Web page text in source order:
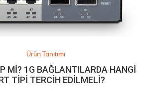
Ürün Tanıtımı
Mİ? 1G BAĞLANTILARDA HANGİ
TİPİ TERCİH EDİLMELİ?